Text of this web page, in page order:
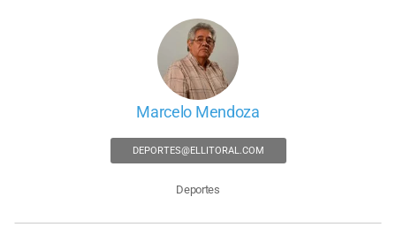
Marcelo Mendoza
DEPORTES@ELLITORAL.COM
Deportes